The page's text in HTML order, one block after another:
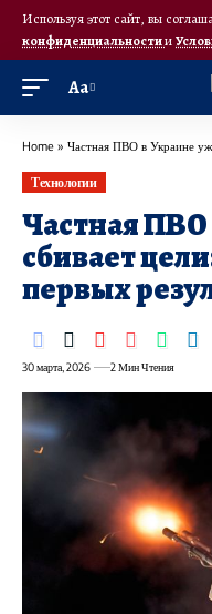
Используя этот сайт, вы
конфиденциальностии
Аа
Home » Частная ПВО в Украине уже
Технологии
Частная
сбивает
первых
30 марта, 2026 2 Мин Чтения